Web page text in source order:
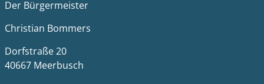
Der Bürgermeister
Christian Bommers
Dorfstraße 20
40667 Meerbusch